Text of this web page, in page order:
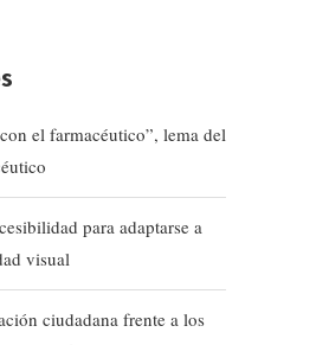
el farmacéutico”, lema del
para adaptarse a
visual
ciudadana frente a los